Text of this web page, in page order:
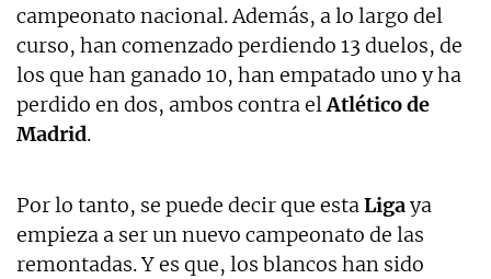
campeonato nacional. Además, a lo largo del
curso, han comenzado perdiendo 13 duelos, de
los que han ganado 10, han empatado uno y ha
perdido en dos, ambos contra elAtlético de
Madrid.
Por lo tanto, se puede decir que estaLigaya
empieza a ser un nuevo campeonato de las
remontadas. Y es que, los blancos han sido